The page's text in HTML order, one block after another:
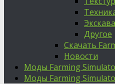
Другое
Скачать
Новости
Моды Farming
Моды Farming